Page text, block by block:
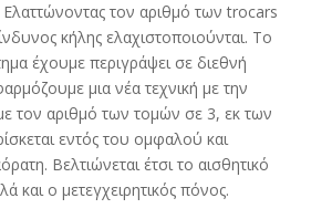
τον αριθμό των trocars
κήλης ελαχιστοποιούνται. Το
έχουμε περιγράψει σε διεθνή
μια νέα τεχνική με την
τον αριθμό των τομών σε 3, εκ των
εντός του ομφαλού και
Βελτιώνεται έτσι το αισθητικό
και ο μετεγχειρητικός πόνος.